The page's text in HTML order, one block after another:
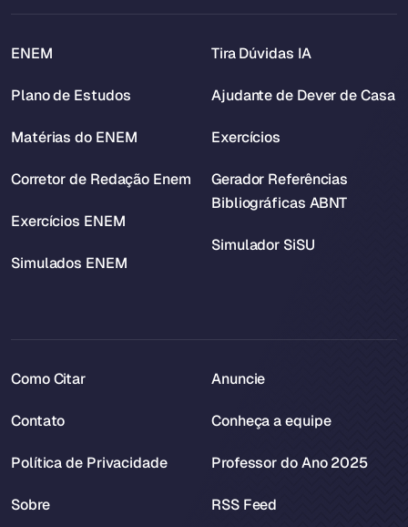
ENEM
Plano de Estudos
Matérias do ENEM
Corretor de Redação Enem
Exercícios ENEM
Simulados ENEM
Tira Dúvidas IA
Ajudante de Dever de Casa
Exercícios
Gerador Referências
Bibliográficas ABNT
Simulador SiSU
Como Citar
Contato
Política de Privacidade
Sobre
Anuncie
Conheça a equipe
Professor do Ano 2025
RSS Feed